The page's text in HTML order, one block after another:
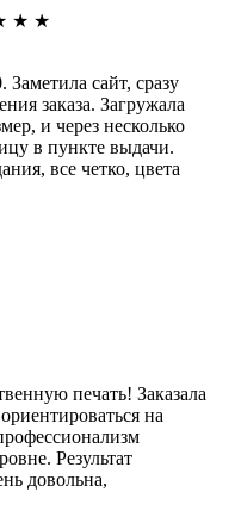
★ ★
сайт, сразу
заказа. Загружала
и через несколько
в пункте выдачи.
все четко, цвета
печать! Заказала
на
Результат
довольна,